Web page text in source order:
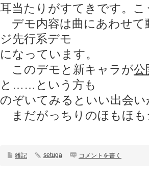
耳当たりがすてきです。
デモ内容は曲にあわせて
ジ先行系デモ
になっています。
このデモと新キャラが公
と……という方も
のぞいてみるといい出会
まだがっちりのほもほも
雑記 setuga コメントを書く